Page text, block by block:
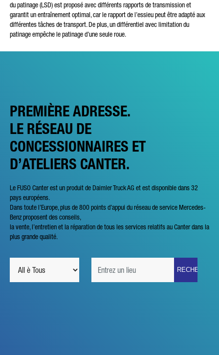
du patinage (LSD) est proposé avec différents rapports de transmission et
garantit un entraînement optimal, car le rapport de l’essieu peut être adapté aux
différentes tâches de transport. De plus, un différentiel avec limitation du
patinage empêche le patinage d’une seule roue.
PREMIÈRE ADRESSE.
LE RÉSEAU DE
CONCESSIONNAIRES ET
D’ATELIERS CANTER.
Le FUSO Canter est un produit de Daimler Truck AG et est disponible dans 32
pays européens.
Dans toute l’Europe, plus de 800 points d’appui du réseau de service Mercedes-
Benz proposent des conseils,
la vente, l’entretien et la réparation de tous les services relatifs au Canter dans la
plus grande qualité.